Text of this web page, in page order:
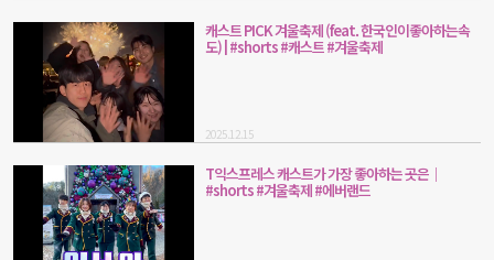
캐스트 PICK 겨울축제 (feat. 한국인이좋아하는속
도) | #shorts #캐스트 #겨울축제
2025.12.15
T익스프레스 캐스트가 가장 좋아하는 곳은｜
#shorts #겨울축제 #에버랜드